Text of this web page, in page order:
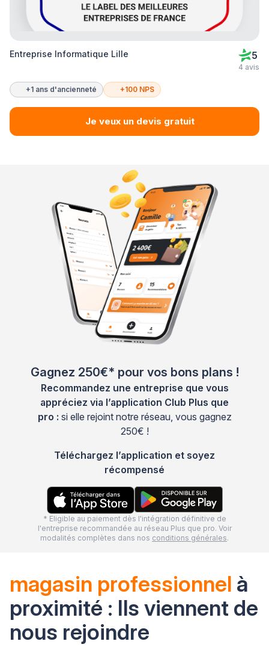
Entreprise Informatique Lille 5
4 avis
+1 ans d'ancienneté +100 NPS
Je veux un devis gratuit
Gagnez 250€* pour vos bons plans !
Recommandez une entreprise que vous
appréciez via l’application Club Plus que
pro : si elle rejoint notre réseau, vous gagnez
250€ !
Téléchargez l’application et soyez
récompensé
* Eligible au paiement dès l'intégration définitive de
l'entreprise recommandée au réseau Plus que pro. Voir
modalités complètes dans nos conditions générales.
magasin professionnel à
proximité : Ils viennent de
nous rejoindre